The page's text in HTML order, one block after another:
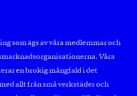
som ägs av våra medlemmar och
Våra
en brokig mångfald i det
allt från små verkstäder och